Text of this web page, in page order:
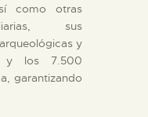
como otras
sus
y
y los 7.500
garantizando